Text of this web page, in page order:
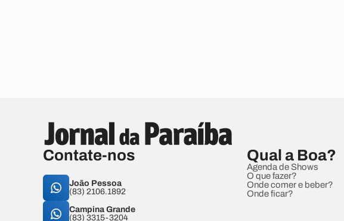
Contate-nos
João Pessoa
(83) 2106.1892
Campina Grande
(83) 3315-3204
Qual a Boa?
Agenda de Shows
O que fazer?
Onde comer e beber?
Onde ficar?